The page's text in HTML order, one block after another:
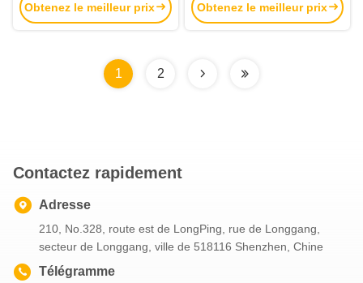
pour la formation d'urgence
et les voyages
Obtenez le meilleur prix
voyages à domicile et la
survie d'urgence
Obtenez le meilleur prix
1 2
Contactez rapidement
Adresse
210, No.328, route est de LongPing, rue de Longgang,
secteur de Longgang, ville de 518116 Shenzhen, Chine
Télégramme